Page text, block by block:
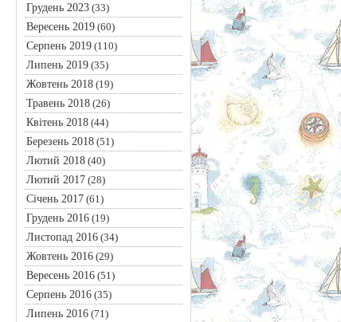
Грудень 2023(33)
Вересень 2019(60)
Серпень 2019(110)
Липень 2019(35)
Жовтень 2018(19)
Травень 2018(26)
Квітень 2018(44)
Березень 2018(51)
Лютий 2018(40)
Лютий 2017(28)
Січень 2017(61)
Грудень 2016(19)
Листопад 2016(34)
Жовтень 2016(29)
Вересень 2016(51)
Серпень 2016(35)
Липень 2016(71)